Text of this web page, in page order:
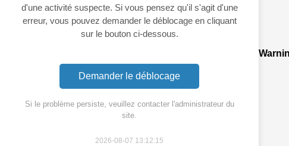
d'une activité suspecte. Si vous pensez qu'il s'agit d'une
erreur, vous pouvez demander le déblocage en cliquant
sur le bouton ci-dessous.
Demander le déblocage
Si le problème persiste, veuillez contacter l'administrateur du
site.
2026-08-07 13:12:15